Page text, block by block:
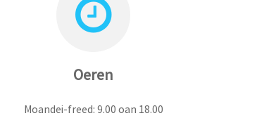
Oeren
Moandei-freed: 9.00 oan 18.00